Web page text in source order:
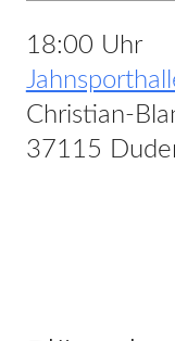
18:00 Uhr
Christian-
37115